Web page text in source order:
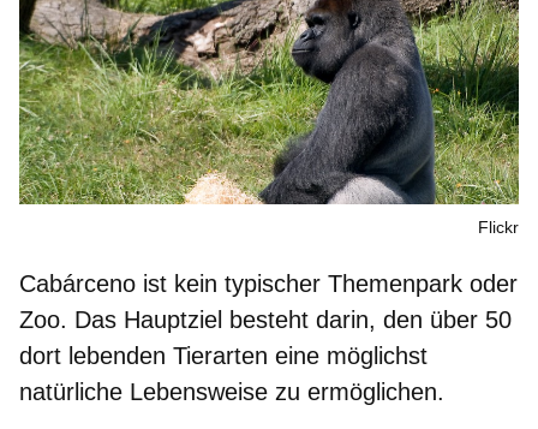
Flickr
Cabárceno ist kein typischer Themenpark oder
Zoo. Das Hauptziel besteht darin, den über 50
dort lebenden Tierarten eine möglichst
natürliche Lebensweise zu ermöglichen.